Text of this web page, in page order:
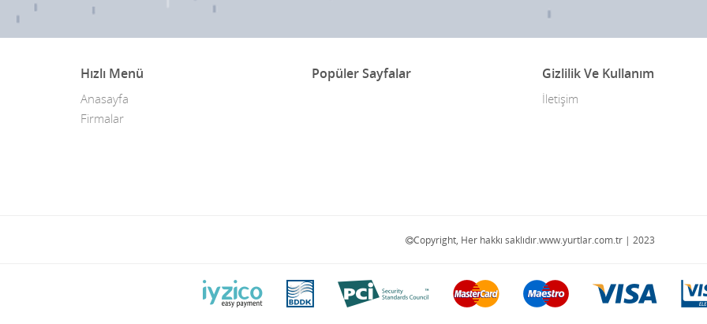
Hızlı Menü
Anasayfa
Firmalar
Popüler Sayfalar Gizlilik Ve Kullanım
İletişim
Copyright, Her hakkı saklıdır.www.yurtlar.com.tr | 2023